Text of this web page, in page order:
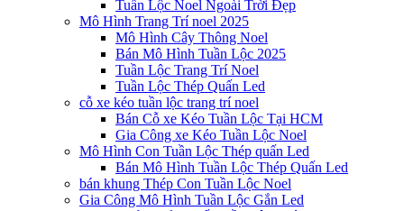
Tuần Lộc Noel Ngoài Trời Đẹp
Mô Hình Trang Trí noel 2025
Mô Hình Cây Thông Noel
Bán Mô Hình Tuần Lộc 2025
Tuần Lộc Trang Trí Noel
Tuần Lộc Thép Quấn Led
cỗ xe kéo tuần lộc trang trí noel
Bán Cỗ xe Kéo Tuần Lộc Tại HCM
Gia Công xe Kéo Tuần Lộc Noel
Mô Hình Con Tuần Lộc Thép quấn Led
Bán Mô Hình Tuần Lộc Thép Quấn Led
bán khung Thép Con Tuần Lộc Noel
Gia Công Mô Hình Tuần Lộc Gắn Led